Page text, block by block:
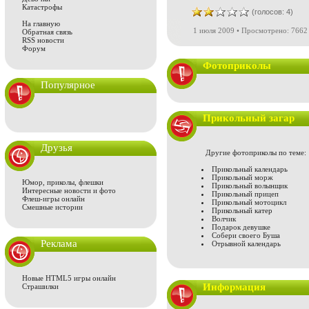
Катастрофы
На главную
Обратная связь
RSS новости
Форум
Популярное
Друзья
Юмор, приколы, флешки
Интересные новости и фото
Флеш-игры онлайн
Смешные истории
Реклама
Новые HTML5 игры онлайн
Страшилки
(голосов: 4)
1 июля 2009 • Просмотрено: 7662
Фотоприколы
Прикольный загар
Другие фотоприколы по теме:
Прикольный календарь
Прикольный морж
Прикольный волынщик
Прикольный прицеп
Прикольный мотоцикл
Прикольный катер
Волчик
Подарок девушке
Собери своего Буша
Отрывной календарь
Информация